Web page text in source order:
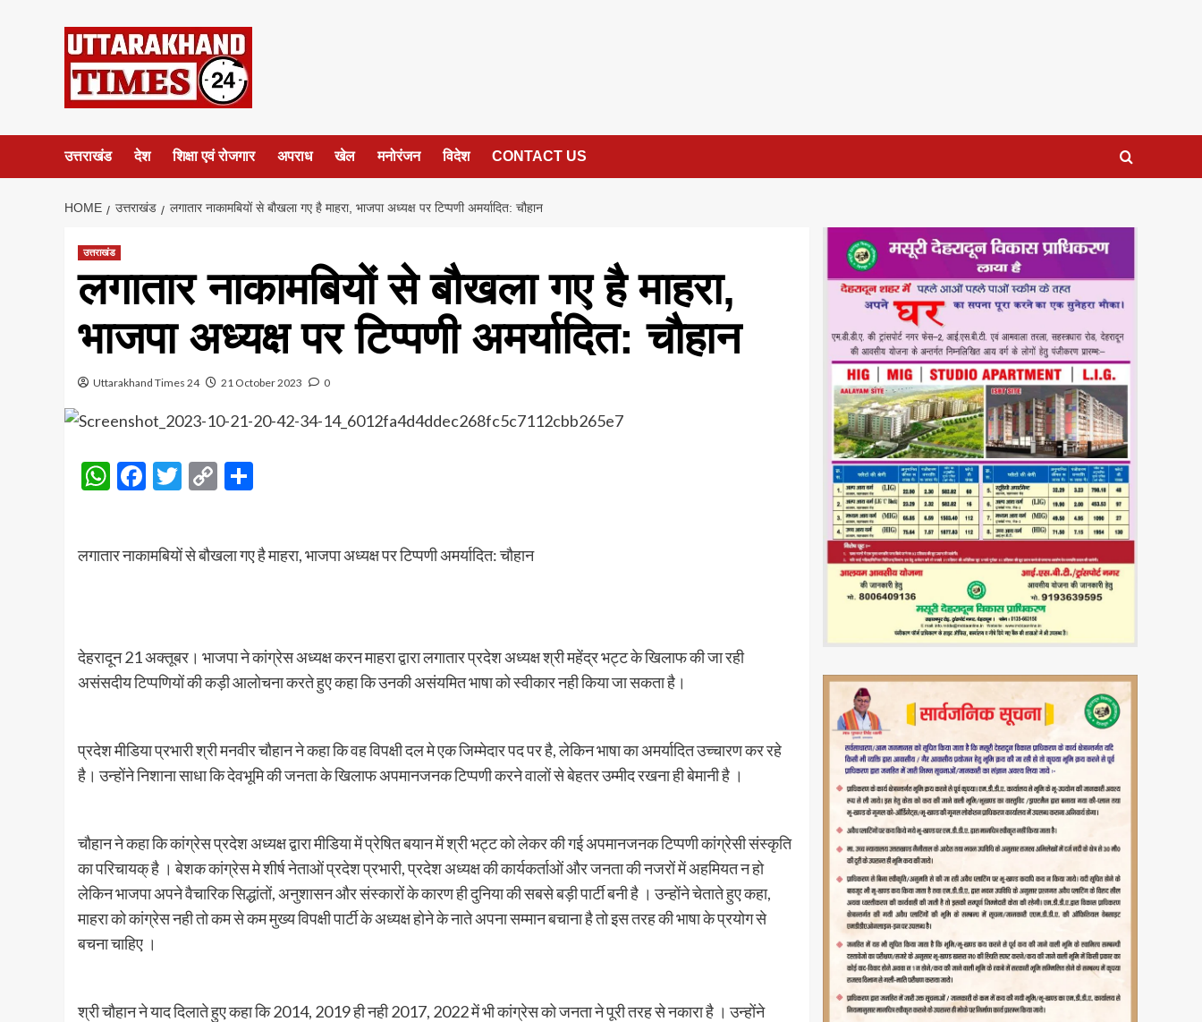
उत्तराखंड देश शिक्षा एवं रोजगार अपराध खेल मनोरंजन विदेश CONTACT US
HOME उत्तराखंड लगातार नाकामबियों से बौखला गए है माहरा, भाजपा अध्यक्ष पर टिप्पणी अमर्यादित: चौहान
उत्तराखंड
लगातार नाकामबियों से बौखला गए है माहरा,
भाजपा अध्यक्ष पर टिप्पणी अमर्यादित: चौहान
Uttarakhand Times 24 21 October 2023 0
WhatsApp
Facebook
Twitter
Copy
लगातार नाकामबियों से बौखला गए है माहरा, भाजपा अध्यक्ष पर टिप्पणी अमर्यादित: चौहान
देहरादून 21 अक्तूबर। भाजपा ने कांग्रेस अध्यक्ष करन माहरा द्वारा लगातार प्रदेश अध्यक्ष श्री महेंद्र भट्ट के खिलाफ की जा रही
असंसदीय टिप्पणियों की कड़ी आलोचना करते हुए कहा कि उनकी असंयमित भाषा को स्वीकार नही किया जा सकता है।
प्रदेश मीडिया प्रभारी श्री मनवीर चौहान ने कहा कि वह विपक्षी दल मे एक जिम्मेदार पद पर है, लेकिन भाषा का अमर्यादित उच्चारण कर रहे
है। उन्होंने निशाना साधा कि देवभूमि की जनता के खिलाफ अपमानजनक टिप्पणी करने वालों से बेहतर उम्मीद रखना ही बेमानी है ।
चौहान ने कहा कि कांग्रेस प्रदेश अध्यक्ष द्वारा मीडिया में प्रेषित बयान में श्री भट्ट को लेकर की गई अपमानजनक टिप्पणी कांग्रेसी संस्कृति
का परिचायक् है । बेशक कांग्रेस मे शीर्ष नेताओं प्रदेश प्रभारी, प्रदेश अध्यक्ष की कार्यकर्ताओं और जनता की नजरों में अहमियत न हो
लेकिन भाजपा अपने वैचारिक सिद्धांतों, अनुशासन और संस्कारों के कारण ही दुनिया की सबसे बड़ी पार्टी बनी है । उन्होंने चेताते हुए कहा,
माहरा को कांग्रेस नही तो कम से कम मुख्य विपक्षी पार्टी के अध्यक्ष होने के नाते अपना सम्मान बचाना है तो इस तरह की भाषा के प्रयोग से
बचना चाहिए ।
श्री चौहान ने याद दिलाते हुए कहा कि 2014, 2019 ही नही 2017, 2022 में भी कांग्रेस को जनता ने पूरी तरह से नकारा है । उन्होंने